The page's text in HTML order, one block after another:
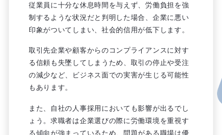
従業員に十分な休息時間を与えず、労働負担を強
制するような状況だと判明した場合、企業に悪い
印象がついてしまい、社会的信用が低下します。
取引先企業や顧客からのコンプライアンスに対す
る信頼も失墜してしまうため、取引の停止や受注
の減少など、ビジネス面での実害が生じる可能性
もあります。
また、自社の人事採用においても影響が出るでし
ょう。求職者は企業選びの際に労働環境を重視す
る傾向が強まっているため、問題がある職場は優